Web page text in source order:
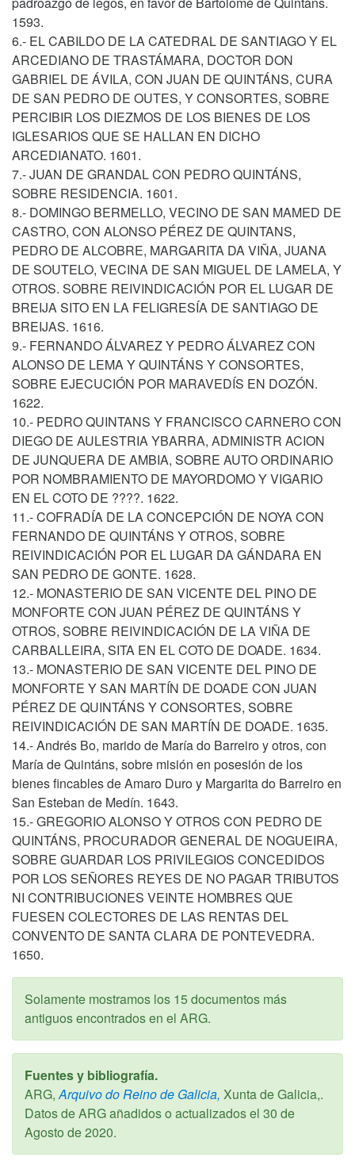
1593.
6.- EL CABILDO DE LA CATEDRAL DE SANTIAGO Y EL
ARCEDIANO DE TRASTÁMARA, DOCTOR DON
GABRIEL DE ÁVILA, CON JUAN DE QUINTÁNS, CURA
DE SAN PEDRO DE OUTES, Y CONSORTES, SOBRE
PERCIBIR LOS DIEZMOS DE LOS BIENES DE LOS
IGLESARIOS QUE SE HALLAN EN DICHO
ARCEDIANATO. 1601.
7.- JUAN DE GRANDAL CON PEDRO QUINTÁNS,
SOBRE RESIDENCIA. 1601.
8.- DOMINGO BERMELLO, VECINO DE SAN MAMED DE
CASTRO, CON ALONSO PÉREZ DE QUINTANS,
PEDRO DE ALCOBRE, MARGARITA DA VIÑA, JUANA
DE SOUTELO, VECINA DE SAN MIGUEL DE LAMELA, Y
OTROS. SOBRE REIVINDICACIÓN POR EL LUGAR DE
BREIJA SITO EN LA FELIGRESÍA DE SANTIAGO DE
BREIJAS. 1616.
9.- FERNANDO ÁLVAREZ Y PEDRO ÁLVAREZ CON
ALONSO DE LEMA Y QUINTÁNS Y CONSORTES,
SOBRE EJECUCIÓN POR MARAVEDÍS EN DOZÓN.
1622.
10.- PEDRO QUINTANS Y FRANCISCO CARNERO CON
DIEGO DE AULESTRIA YBARRA, ADMINISTR ACION
DE JUNQUERA DE AMBIA, SOBRE AUTO ORDINARIO
POR NOMBRAMIENTO DE MAYORDOMO Y VIGARIO
EN EL COTO DE ????. 1622.
11.- COFRADÍA DE LA CONCEPCIÓN DE NOYA CON
FERNANDO DE QUINTÁNS Y OTROS, SOBRE
REIVINDICACIÓN POR EL LUGAR DA GÁNDARA EN
SAN PEDRO DE GONTE. 1628.
12.- MONASTERIO DE SAN VICENTE DEL PINO DE
MONFORTE CON JUAN PÉREZ DE QUINTÁNS Y
OTROS, SOBRE REIVINDICACIÓN DE LA VIÑA DE
CARBALLEIRA, SITA EN EL COTO DE DOADE. 1634.
13.- MONASTERIO DE SAN VICENTE DEL PINO DE
MONFORTE Y SAN MARTÍN DE DOADE CON JUAN
PÉREZ DE QUINTÁNS Y CONSORTES, SOBRE
REIVINDICACIÓN DE SAN MARTÍN DE DOADE. 1635.
14.- Andrés Bo, marido de María do Barreiro y otros, con
María de Quintáns, sobre misión en posesión de los
bienes fincables de Amaro Duro y Margarita do Barreiro en
San Esteban de Medín. 1643.
15.- GREGORIO ALONSO Y OTROS CON PEDRO DE
QUINTÁNS, PROCURADOR GENERAL DE NOGUEIRA,
SOBRE GUARDAR LOS PRIVILEGIOS CONCEDIDOS
POR LOS SEÑORES REYES DE NO PAGAR TRIBUTOS
NI CONTRIBUCIONES VEINTE HOMBRES QUE
FUESEN COLECTORES DE LAS RENTAS DEL
CONVENTO DE SANTA CLARA DE PONTEVEDRA.
1650.
Solamente mostramos los 15 documentos más
antiguos encontrados en el ARG.
Fuentes y bibliografía.
ARG, Arquivo do Reino de Galicia, Xunta de Galicia,.
Datos de ARG añadidos o actualizados el 30 de
Agosto de 2020.